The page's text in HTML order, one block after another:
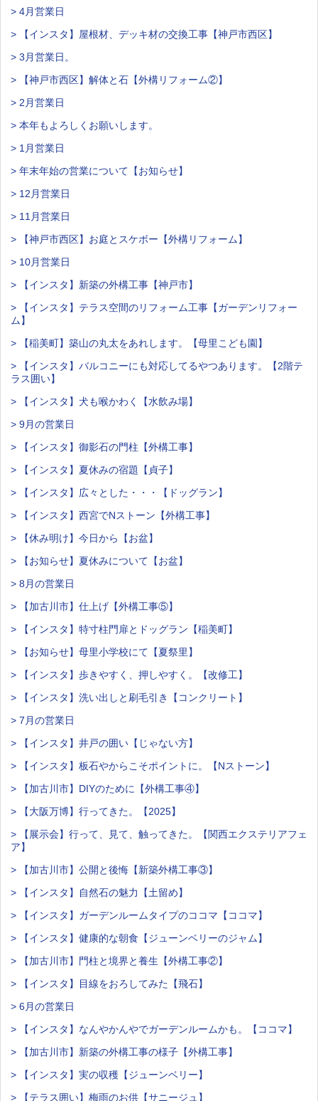
> 4月営業日
> 【インスタ】屋根材、デッキ材の交換工事【神戸市西区】
> 3月営業日。
> 【神戸市西区】解体と石【外構リフォーム②】
> 2月営業日
> 本年もよろしくお願いします。
> 1月営業日
> 年末年始の営業について【お知らせ】
> 12月営業日
> 11月営業日
> 【神戸市西区】お庭とスケボー【外構リフォーム】
> 10月営業日
> 【インスタ】新築の外構工事【神戸市】
> 【インスタ】テラス空間のリフォーム工事【ガーデンリフォー
ム】
> 【稲美町】築山の丸太をあれします。【母里こども園】
> 【インスタ】バルコニーにも対応してるやつあります。【2階テ
ラス囲い】
> 【インスタ】犬も喉かわく【水飲み場】
> 9月の営業日
> 【インスタ】御影石の門柱【外構工事】
> 【インスタ】夏休みの宿題【貞子】
> 【インスタ】広々とした・・・【ドッグラン】
> 【インスタ】西宮でNストーン【外構工事】
> 【休み明け】今日から【お盆】
> 【お知らせ】夏休みについて【お盆】
> 8月の営業日
> 【加古川市】仕上げ【外構工事⑤】
> 【インスタ】特寸柱門扉とドッグラン【稲美町】
> 【お知らせ】母里小学校にて【夏祭里】
> 【インスタ】歩きやすく、押しやすく。【改修工】
> 【インスタ】洗い出しと刷毛引き【コンクリート】
> 7月の営業日
> 【インスタ】井戸の囲い【じゃない方】
> 【インスタ】板石やからこそポイントに。【Nストーン】
> 【加古川市】DIYのために【外構工事④】
> 【大阪万博】行ってきた。【2025】
> 【展示会】行って、見て、触ってきた。【関西エクステリアフェ
ア】
> 【加古川市】公開と後悔【新築外構工事③】
> 【インスタ】自然石の魅力【土留め】
> 【インスタ】ガーデンルームタイプのココマ【ココマ】
> 【インスタ】健康的な朝食【ジューンベリーのジャム】
> 【加古川市】門柱と境界と養生【外構工事②】
> 【インスタ】目線をおろしてみた【飛石】
> 6月の営業日
> 【インスタ】なんやかんやでガーデンルームかも。【ココマ】
> 【加古川市】新築の外構工事の様子【外構工事】
> 【インスタ】実の収穫【ジューンベリー】
> 【テラス囲い】梅雨のお供【サニージュ】